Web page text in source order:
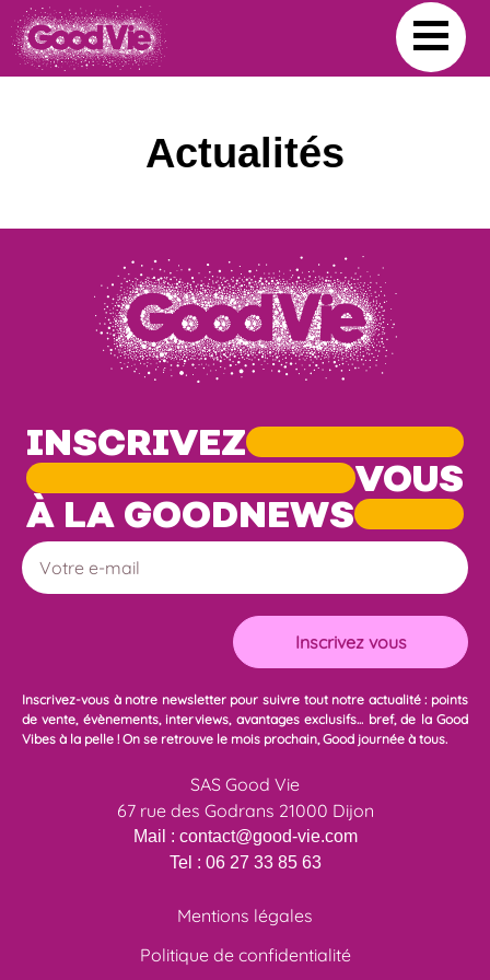
Actualités
INSCRIVEZ
VOUS
À LA GOODNEWS
Inscrivez-vous à notre newsletter pour suivre tout notre actualité : points
de vente, évènements, interviews, avantages exclusifs... bref, de la Good
Vibes à la pelle ! On se retrouve le mois prochain, Good journée à tous.
SAS Good Vie
67 rue des Godrans 21000 Dijon
Mail : contact@good-vie.com
Tel : 06 27 33 85 63
Mentions légales
Politique de confidentialité